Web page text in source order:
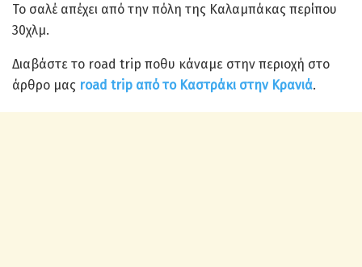
Το σαλέ απέχει από την πόλη της Καλαμπάκας περίπου
30χλμ.
Διαβάστε το road trip ποθυ κάναμε στην περιοχή στο
άρθρο μας road trip από το Καστράκι στην Κρανιά.